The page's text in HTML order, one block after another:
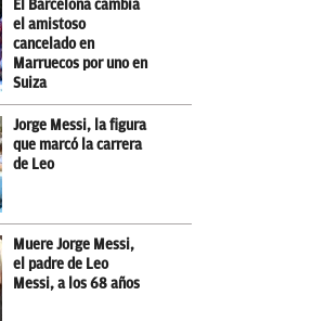
El Barcelona cambia
el amistoso
cancelado en
Marruecos por uno en
Suiza
Jorge Messi, la figura
que marcó la carrera
de Leo
Muere Jorge Messi,
el padre de Leo
Messi, a los 68 años